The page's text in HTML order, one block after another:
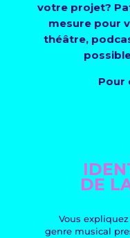
votre projet?
mesure pour
théâtre,
Pour
DE
Vous
genre musical